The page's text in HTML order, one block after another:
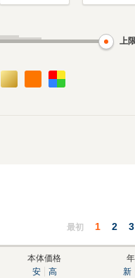
上
最初 1 2 3
本体価格
安
高
新